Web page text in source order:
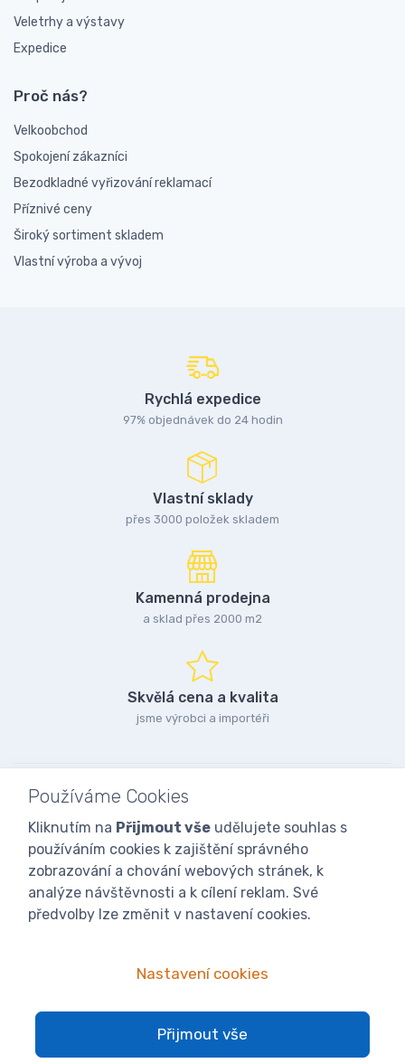
Veletrhy a výstavy
Expedice
Proč nás?
Velkoobchod
Spokojení zákazníci
Bezodkladné vyřizování reklamací
Příznivé ceny
Široký sortiment skladem
Vlastní výroba a vývoj
Rychlá expedice
97% objednávek do 24 hodin
Vlastní sklady
přes 3000 položek skladem
Kamenná prodejna
a sklad přes 2000 m2
Skvělá cena a kvalita
jsme výrobci a importéři
fanoušky: Včelařské potřeby - www.ivcelarstvi.cz
Používáme Cookies
Kliknutím na Přijmout vše udělujete souhlas s
používáním cookies k zajištění správného
zobrazování a chování webových stránek, k
analýze návštěvnosti a k cílení reklam. Své
předvolby lze změnit v nastavení cookies.
Nastavení cookies
Přijmout vše